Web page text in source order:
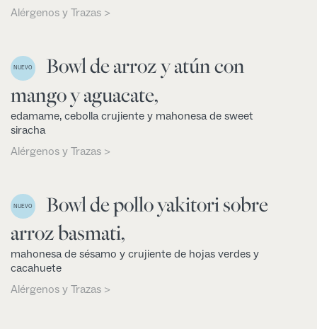
Alérgenos y Trazas >
NUEVO
Bowl de arroz y atún con
mango y aguacate,
edamame, cebolla crujiente y mahonesa de sweet
siracha
Alérgenos y Trazas >
NUEVO
Bowl de pollo yakitori sobre
arroz basmati,
mahonesa de sésamo y crujiente de hojas verdes y
cacahuete
Alérgenos y Trazas >